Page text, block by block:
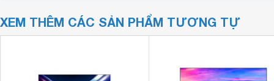
XEM THÊM CÁC SẢN PHẨM TƯƠNG TỰ